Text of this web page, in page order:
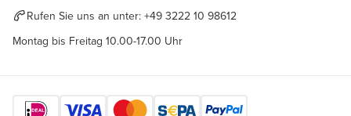
Rufen Sie uns an unter: +49 3222 10 98612
Montag bis Freitag 10.00-17.00 Uhr